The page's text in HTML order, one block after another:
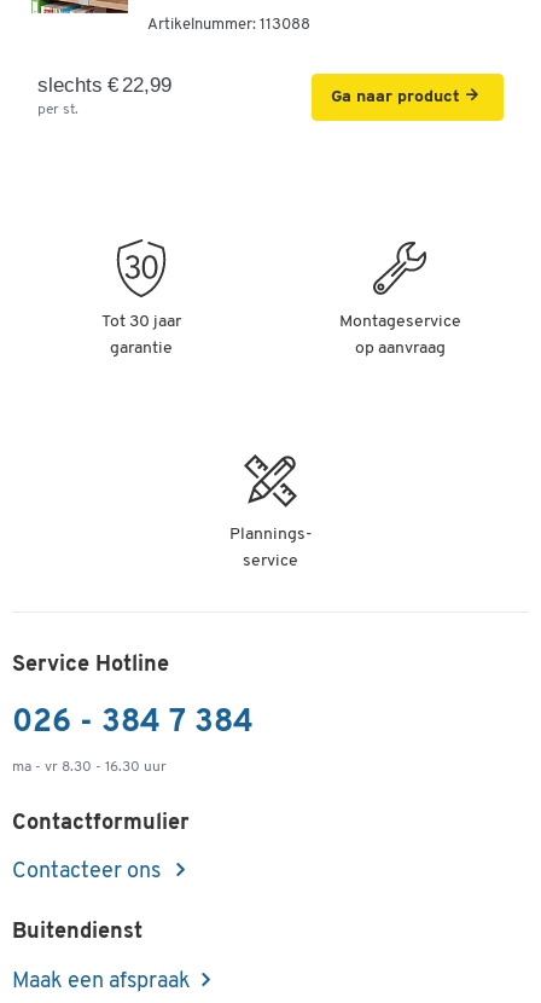
Artikelnummer: 113088
slechts € 22,99
per st.
Ga naar product
Tot 30 jaar
garantie
Montageservice
op aanvraag
Plannings-
service
Service Hotline
026 - 384 7 384
ma - vr 8.30 - 16.30 uur
Contactformulier
Contacteer ons
Buitendienst
Maak een afspraak